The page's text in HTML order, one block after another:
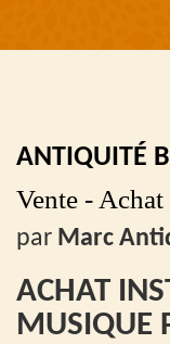
ANTIQUITÉ
Vente - Achat
par Marc
ACHAT
MUSIQUE